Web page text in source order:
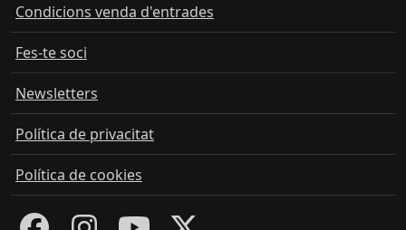
Condicions venda d'entrades
Fes-te soci
Newsletters
Política de privacitat
Política de cookies